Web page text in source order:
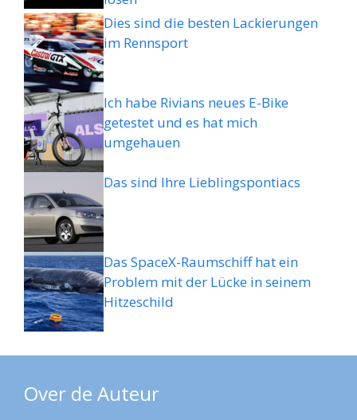
Dies sind die besten Lackierungen
im Rennsport
Ich habe Rivians neues E-Bike
getestet und es hat mich
umgehauen
Das sind Ihre Lieblingspontiacs
Das SpaceX-Raumschiff hat ein
Problem mit der Lücke in seinem
Hitzeschild
Over de Auteur